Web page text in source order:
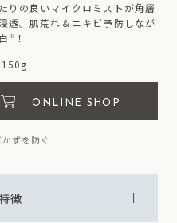
りの良いマイクロミストが角層
透。肌荒れ＆ニキビ予防しなが
※
！
ONLINE SHOP
ずを防ぐ
徴